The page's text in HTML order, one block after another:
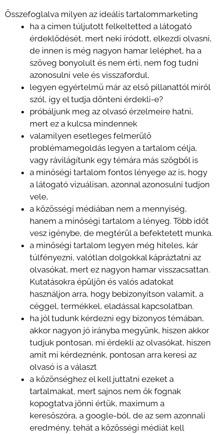
Összefoglalva milyen az ideális tartalommarketing
ha a címen túljutott felkeltetted a látogató
érdeklődését, mert neki íródott, elkezdi olvasni,
de innen is még nagyon hamar leléphet, ha a
szöveg bonyolult és nem érti, nem fog tudni
azonosulni vele és visszafordul,
legyen egyértelmű már az első pillanattól miről
szól, így el tudja dönteni érdekli-e?
próbáljunk meg az olvasó érzelmeire hatni,
mert ez a kulcsa mindennek
valamilyen esetleges felmerülő
problémamegoldás legyen a tartalom célja,
vagy rávilágítunk egy témára más szögből is
a minőségi tartalom fontos lényege az is, hogy
a látogató vizuálisan, azonnal azonosulni tudjon
vele,
a közösségi médiában nem a mennyiség,
hanem a minőségi tartalom a lényeg. Több időt
vesz igénybe, de megtérül a befektetett munka.
a minőségi tartalom legyen még hiteles, kár
túlfényezni, valótlan dolgokkal kápráztatni az
olvasókat, mert ez nagyon hamar visszacsattan.
Kutatásokra épüljön és valós adatokat
használjon arra, hogy bebizonyítson valamit, a
céggel, termékkel, eladással kapcsolatban.
ha jól tudunk kérdezni egy bizonyos témában,
akkor nagyon jó irányba megyünk, hiszen akkor
tudjuk pontosan, mi érdekli az olvasókat, hiszen
amit mi kérdeznénk, pontosan arra keresi az
olvasó is a választ
a közönséghez el kell juttatni ezeket a
tartalmakat, mert sajnos nem ők fognak
kopogtatva jönni értük, maximum a
keresőszóra, a google-ból, de az sem azonnali
eredmény, tehát a közösségi médiát kell